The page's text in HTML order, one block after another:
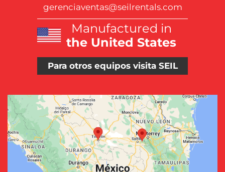
gerenciaventas@seilrentals.com
Manufactured in
the United States
Para otros equipos visita SEIL